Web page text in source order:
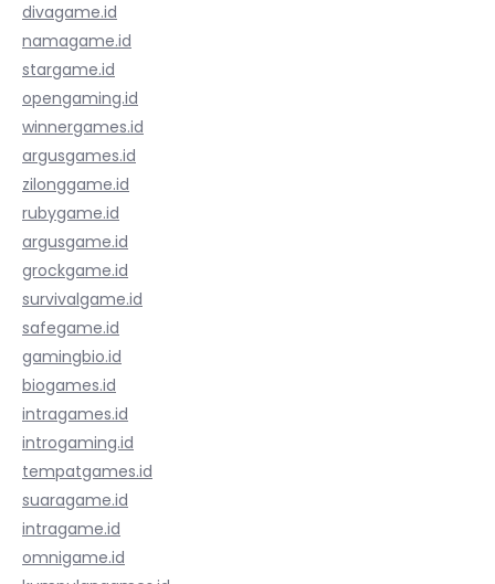
divagame.id
namagame.id
stargame.id
opengaming.id
winnergames.id
argusgames.id
zilonggame.id
rubygame.id
argusgame.id
grockgame.id
survivalgame.id
safegame.id
gamingbio.id
biogames.id
intragames.id
introgaming.id
tempatgames.id
suaragame.id
intragame.id
omnigame.id